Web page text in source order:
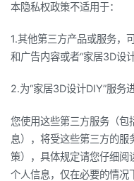
本隐私权政策不适用于：
1.其他第三方产品或服务，
和广告内容或者“家居3D设
2.为“家居3D设计DIY”服务
您使用这些第三方服务（包
息），将受这些第三方的
策），具体规定请您仔细阅
个人信息，仅在必要的情况